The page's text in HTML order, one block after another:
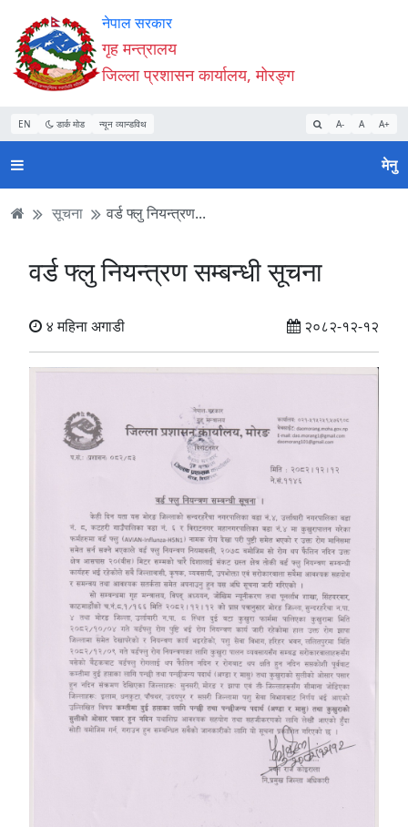
Accessibility
Mode
सुरु
गर्नुहोस्
सामाग्री
पढ्नुहाेस्
नेभिगेसन
पढ्नुहाेस्
वेबसाइट
खोजमा
जानुहोस्
नेपाल सरकार
गृह मन्त्रालय
जिल्ला प्रशासन कार्यालय, मोरङ्ग
EN डार्क मोड न्यून व्यान्डविथ A- A A+
मेनु
सूचना वर्ड फ्लु नियन्त्रण...
वर्ड फ्लु नियन्त्रण सम्बन्धी सूचना
४ महिना अगाडी २०८२-१२-१२